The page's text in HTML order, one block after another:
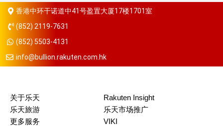
香港中环干诺道中41号盈置大厦17楼1701室
(852) 2119-7631
(852) 5503-4131
info@bullion.rakuten.com.hk
关于乐天
Rakuten Insight
乐天旅游
乐天市场推广
更多服务
VIKI